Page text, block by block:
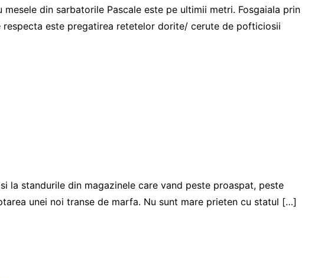
din sarbatorile Pascale este pe ultimii metri. Fosgaiala prin
este pregatirea retetelor dorite/ cerute de pofticiosii
la standurile din magazinele care vand peste proaspat, peste
unei noi transe de marfa. Nu sunt mare prieten cu statul […]